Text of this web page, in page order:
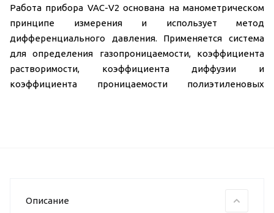
Работа прибора VAC-V2 основана на манометрическом
принципе измерения и использует метод
дифференциального давления. Применяется система
для определения газопроницаемости, коэффициента
растворимости, коэффициента диффузии и
коэффициента проницаемости полиэтиленовых
Описание